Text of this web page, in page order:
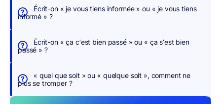
i
g
o
p
o
Écrit-on « je vous tiens informée » ou « je vous tiens
informé » ?
Écrit-on « ça c’est bien passé » ou « ça s’est bien
passé » ?
« quel que soit » ou « quelque soit », comment ne
plus se tromper ?